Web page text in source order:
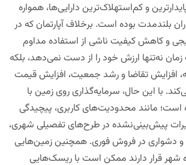
و کم‌استهلاک‌ترین دارایی‌ها، همواره
بلندمدت بوده است. برخلاف آپارتمان که در
و کاهش کیفیت ناشی از استفاده مداوم
نه‌تنها ارزش خود را از دست نمی‌دهد، بلکه
افزایش تقاضا و رشد جمعیت، افزایش قیمت
با این حال، سرمایه‌گذاری روی زمین با
مانند محدودیت‌های کاربری، پیچیدگی
پیش‌بینی‌نشده در طرح‌های تفصیلی شهری،
و دشواری در فروش فوری. همچنین زمین‌هایی
شهر قرار دارند ممکن است با ریسک‌هایی